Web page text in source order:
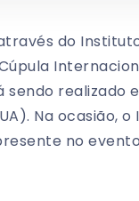
do
realizado
Na ocasião,
no